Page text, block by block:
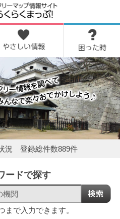
況 登録総件数889件
ードで探す
で入力できます。